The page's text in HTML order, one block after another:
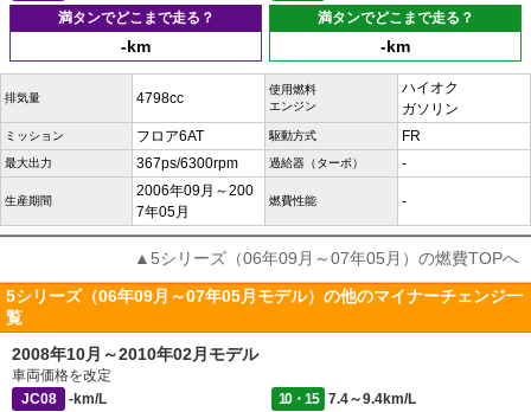
満タンでどこまで走る？
-km
満タンでどこまで走る？
-km
排気量 4798cc
使用燃料
エンジン
ハイオク
ガソリン
ミッション フロア6AT 駆動方式 FR
最大出力 367ps/6300rpm 過給器（ターボ） -
生産期間
2006年09月～200
7年05月
燃費性能 -
▲5シリーズ（06年09月～07年05月）の燃費TOPへ
5シリーズ（06年09月～07年05月モデル）の他のマイナーチェンジ一
覧
2008年10月～2010年02月モデル
車両価格を改定
JC08
-km/L 10・15 7.4～9.4km/L